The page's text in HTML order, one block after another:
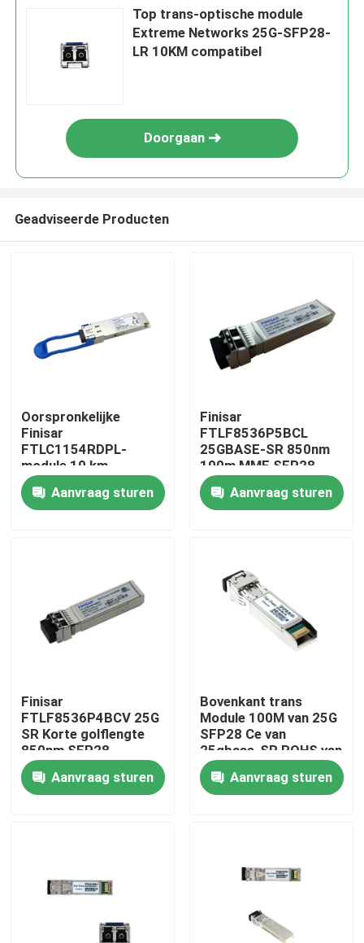
Huis
Fabrieksreis
Contacteer ons
Nieuws
400G/800G optische module
de Module van 100G QSFP28
Top trans-optische module
Extreme Networks 25G-SFP28-
LR 10KM compatibel
Doorgaan
Geadviseerde Producten
Oorspronkelijke
Finisar
FTLC1154RDPL-
module 10 km
100GBASE-LR4
QSFP28 SMF-
optische transceiver
Aanvraag sturen
Finisar
FTLF8536P5BCL
25GBASE-SR 850nm
100m MMF SFP28-
25G-SR optische
transceivermodule
Aanvraag sturen
Finisar
FTLF8536P4BCV 25G
SR Korte golflengte
850nm SFP28
Optische Transceiver
Aanvraag sturen
Bovenkant trans
Module 100M van 25G
SFP28 Ce van
25gbase-SR ROHS van
MMF 850NM
Aanvraag sturen